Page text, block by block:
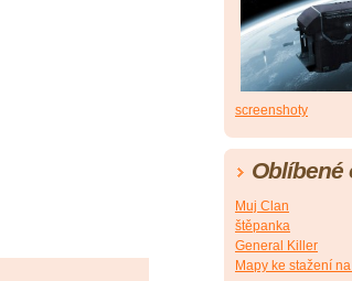
screenshoty
Oblíbené
Muj Clan
štěpanka
General Killer
Mapy ke stažení